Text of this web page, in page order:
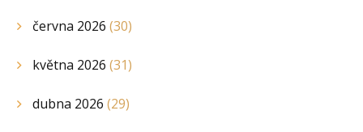
června 2026 (30)
května 2026 (31)
dubna 2026 (29)